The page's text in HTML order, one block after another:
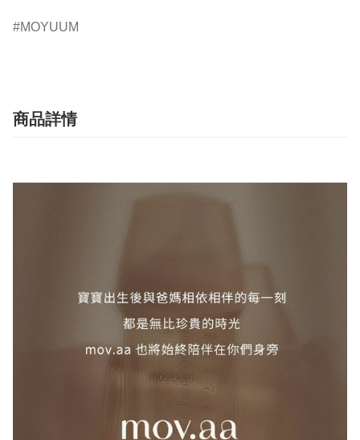
MOYUUM
商品詳情